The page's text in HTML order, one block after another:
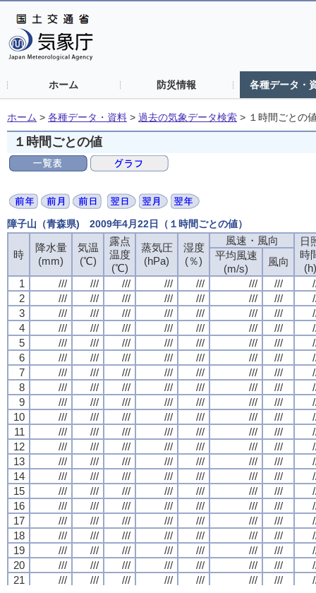
ホーム 防災情報 各種データ・
ホーム > 各種データ・資料 > 過去の気象データ検索 > １時間ごとの
１時間ごとの値
障子山（青森県) 2009年4月22日（１時間ごとの値）
時
降水量
(mm)
気温
(℃)
露点
温度
(℃)
蒸気圧
(hPa)
湿度
(％)
風速・風向
日
時
(h)
平均風速
(m/s)
風向
1
/// /// /// /// /// /// ///
2
/// /// /// /// /// /// ///
3
/// /// /// /// /// /// ///
4
/// /// /// /// /// /// ///
5
/// /// /// /// /// /// ///
6
/// /// /// /// /// /// ///
7
/// /// /// /// /// /// ///
8
/// /// /// /// /// /// ///
9
/// /// /// /// /// /// ///
10
/// /// /// /// /// /// ///
11
/// /// /// /// /// /// ///
12
/// /// /// /// /// /// ///
13
/// /// /// /// /// /// ///
14
/// /// /// /// /// /// ///
15
/// /// /// /// /// /// ///
16
/// /// /// /// /// /// ///
17
/// /// /// /// /// /// ///
18
/// /// /// /// /// /// ///
19
/// /// /// /// /// /// ///
20
/// /// /// /// /// /// ///
21
/// /// /// /// /// /// ///
時
降水量
(mm)
気温
(℃)
露点
温度
(℃)
蒸気圧
(hPa)
湿度
(％)
風速・風向
日
時
(h)
平均風速
(m/s)
風向
1
/// /// /// /// /// /// ///
2
/// /// /// /// /// /// ///
3
/// /// /// /// /// /// ///
4
/// /// /// /// /// /// ///
5
/// /// /// /// /// /// ///
6
/// /// /// /// /// /// ///
7
/// /// /// /// /// /// ///
8
/// /// /// /// /// /// ///
9
/// /// /// /// /// /// ///
10
/// /// /// /// /// /// ///
11
/// /// /// /// /// /// ///
12
/// /// /// /// /// /// ///
13
/// /// /// /// /// /// ///
14
/// /// /// /// /// /// ///
15
/// /// /// /// /// /// ///
16
/// /// /// /// /// /// ///
17
/// /// /// /// /// /// ///
18
/// /// /// /// /// /// ///
19
/// /// /// /// /// /// ///
20
/// /// /// /// /// /// ///
21
/// /// /// /// /// /// ///
時
降水量
(mm)
気温
(℃)
露点
温度
(℃)
蒸気圧
(hPa)
湿度
(％)
風速・風向
日
時
(h)
平均風速
(m/s)
風向
1
/// /// /// /// /// /// ///
2
/// /// /// /// /// /// ///
3
/// /// /// /// /// /// ///
4
/// /// /// /// /// /// ///
5
/// /// /// /// /// /// ///
6
/// /// /// /// /// /// ///
7
/// /// /// /// /// /// ///
8
/// /// /// /// /// /// ///
9
/// /// /// /// /// /// ///
10
/// /// /// /// /// /// ///
11
/// /// /// /// /// /// ///
12
/// /// /// /// /// /// ///
13
/// /// /// /// /// /// ///
14
/// /// /// /// /// /// ///
15
/// /// /// /// /// /// ///
16
/// /// /// /// /// /// ///
17
/// /// /// /// /// /// ///
18
/// /// /// /// /// /// ///
19
/// /// /// /// /// /// ///
20
/// /// /// /// /// /// ///
21
/// /// /// /// /// /// ///
時
降水量
(mm)
気温
(℃)
露点
温度
(℃)
蒸気圧
(hPa)
湿度
(％)
風速・風向
日
時
(h)
平均風速
(m/s)
風向
1
/// /// /// /// /// /// ///
2
/// /// /// /// /// /// ///
3
/// /// /// /// /// /// ///
4
/// /// /// /// /// /// ///
5
/// /// /// /// /// /// ///
6
/// /// /// /// /// /// ///
7
/// /// /// /// /// /// ///
8
/// /// /// /// /// /// ///
9
/// /// /// /// /// /// ///
10
/// /// /// /// /// /// ///
11
/// /// /// /// /// /// ///
12
/// /// /// /// /// /// ///
13
/// /// /// /// /// /// ///
14
/// /// /// /// /// /// ///
15
/// /// /// /// /// /// ///
16
/// /// /// /// /// /// ///
17
/// /// /// /// /// /// ///
18
/// /// /// /// /// /// ///
19
/// /// /// /// /// /// ///
20
/// /// /// /// /// /// ///
21
/// /// /// /// /// /// ///